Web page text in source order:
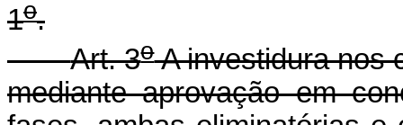
1o.
Art. 3oA investidura nos
mediante aprovação em